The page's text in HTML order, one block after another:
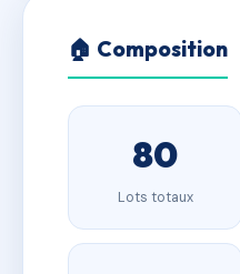
🏠 Composition
80
Lots totaux